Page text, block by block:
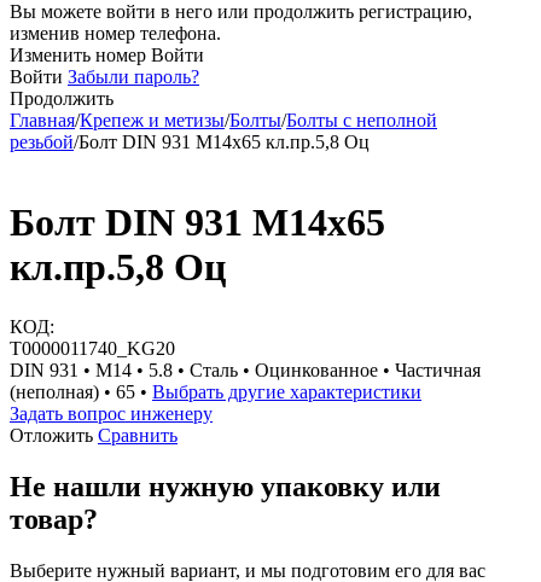
Вы можете войти в него или продолжить регистрацию,
изменив номер телефона.
Изменить номер Войти
Войти Забыли пароль?
Продолжить
Главная/Крепеж и метизы/Болты/Болты с неполной
резьбой/Болт DIN 931 М14х65 кл.пр.5,8 Оц
Болт DIN 931 М14х65
кл.пр.5,8 Оц
КОД:
Т0000011740_KG20
DIN 931 • М14 • 5.8 • Сталь • Оцинкованное • Частичная
(неполная) • 65 • Выбрать другие характеристики
Задать вопрос инженеру
Отложить Сравнить
Не нашли нужную упаковку или
товар?
Выберите нужный вариант, и мы подготовим его для вас